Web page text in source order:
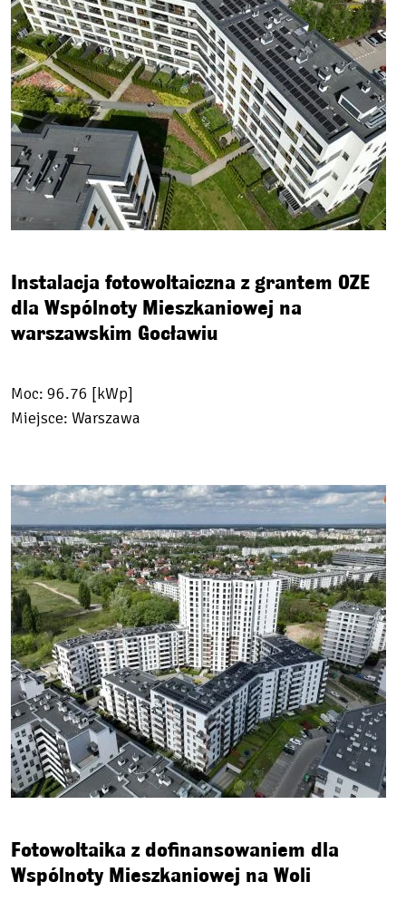
Instalacja fotowoltaiczna z grantem OZE
dla Wspólnoty Mieszkaniowej na
warszawskim Gocławiu
Moc: 96.76 [kWp]
Miejsce: Warszawa
Fotowoltaika z dofinansowaniem dla
Wspólnoty Mieszkaniowej na Woli